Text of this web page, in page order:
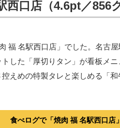
西口店（4.6pt／856
福 名駅西口店」でした。名古
した「厚切りタン」が看板メ
えめの特製タレと楽しめる「
食べログで「焼肉 福 名駅西口店